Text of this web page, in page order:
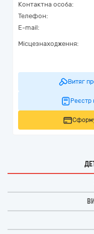
Контактна особа:
Телефон:
E-mail:
Місцезнаходження:
Витяг
Реєстр